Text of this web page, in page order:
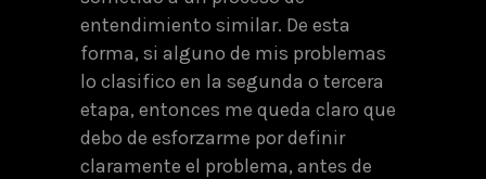
entendimiento similar. De esta
forma, si alguno de mis problemas
lo clasifico en la segunda o tercera
etapa, entonces me queda claro que
debo de esforzarme por definir
claramente el problema, antes de